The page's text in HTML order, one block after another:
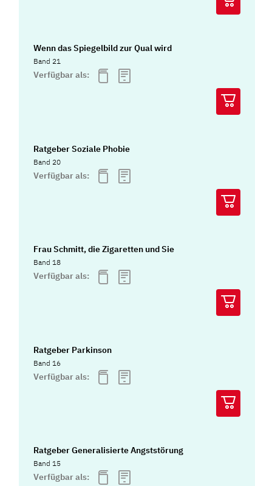
Wenn das Spiegelbild zur Qual wird
Band 21
Verfügbar als:
Ratgeber Soziale Phobie
Band 20
Verfügbar als:
Frau Schmitt, die Zigaretten und Sie
Band 18
Verfügbar als:
Ratgeber Parkinson
Band 16
Verfügbar als:
Ratgeber Generalisierte Angststörung
Band 15
Verfügbar als: